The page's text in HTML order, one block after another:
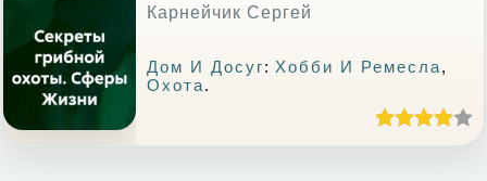
Карнейчик Сергей
Дом И Досуг: Хобби И Ремесла,
Охота.